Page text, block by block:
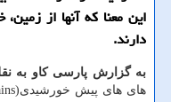
این معنا كه آنها از
دارند.
به گزارش پارسی كاو به